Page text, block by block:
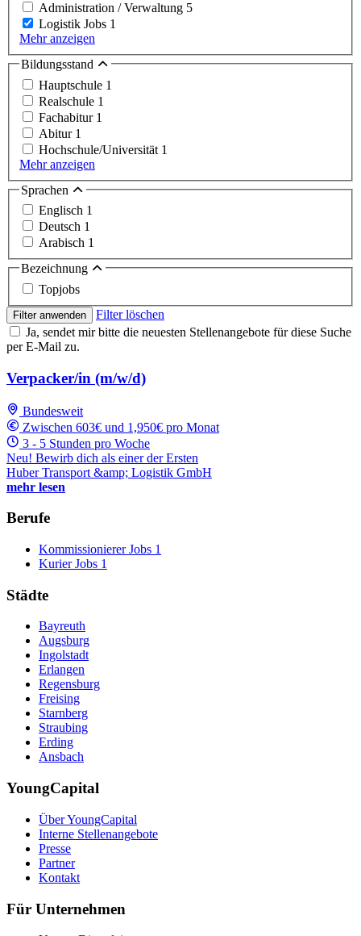
Administration / Verwaltung 5
Logistik Jobs 1
Mehr anzeigen
Bildungsstand
Hauptschule 1
Realschule 1
Fachabitur 1
Abitur 1
Hochschule/Universität 1
Mehr anzeigen
Sprachen
Englisch 1
Deutsch 1
Arabisch 1
Bezeichnung
Topjobs
Filter anwenden
Filter löschen
Ja, sendet mir bitte die neuesten Stellenangebote für diese Suche
per E-Mail zu.
Verpacker/in (m/w/d)
Bundesweit
Zwischen 603€ und 1,950€ pro Monat
3 - 5 Stunden pro Woche
Neu! Bewirb dich als einer der Ersten
Huber Transport &amp; Logistik GmbH
mehr lesen
Berufe
Kommissionierer Jobs 1
Kurier Jobs 1
Städte
Bayreuth
Augsburg
Ingolstadt
Erlangen
Regensburg
Freising
Starnberg
Straubing
Erding
Ansbach
YoungCapital
Über YoungCapital
Interne Stellenangebote
Presse
Partner
Kontakt
Für Unternehmen